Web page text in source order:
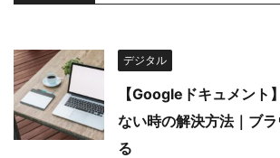
デジタル
【Googleドキュメント
ない時の解決方法｜ブ
る